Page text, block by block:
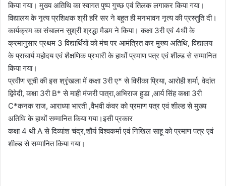
किया गया। मुख्य अतिथि का स्वागत पुष्प गुच्छ एवं तिलक लगाकर किया गया।
विद्यालय के नृत्य प्रशिक्षक श्री हरि सर ने बहुत ही मनभावन नृत्य की प्रस्तुति दी।
कार्यक्रम का संचालन सुश्री श्रद्धा मैडम ने किया। कक्षा 3री एवं 4थी के
क्रमानुसार प्रथम 3 विद्यार्थियों को मंच पर आमंत्रित कर मुख्य अतिथि, विद्यालय
के प्राचार्य महोदय एवं शैक्षणिक प्रभारी के हाथों प्रमाण पत्र एवं शील्ड से सम्मानित
किया गया।
प्रवीण सूची की इस श्रृंखला में कक्षा 3री ए* से विरीका प्रिया, आरोही शर्मा, वेदांत
द्विवेदी, कक्षा 3री B* से माही मंजरी पात्रा,अभिराज हुडा ,आर्य सिंह कक्षा 3री
C*कनक राज, आराध्या भारती ,वैभवी कंवर को प्रमाण पत्र एवं शील्ड से मुख्य
अतिथि के हाथों सम्मानित किया गया।इसी प्रकार
कक्षा 4 थी A से दिव्यांश चंद्र,शौर्य विश्वकर्मा एवं निखिल साहू को प्रमाण पत्र एवं
शील्ड से सम्मानित किया गया।